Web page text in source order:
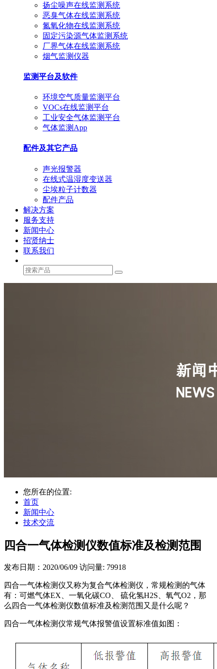
扬尘噪声在线监测系统
恶臭气体在线监测系统
氮氧化物在线监测系统
固定污染源气体监测系统
厂界气体在线监测系统
烟气监测仪器
监测平台及软件
环境空气质量监测平台
VOCs在线监测平台
工业安全气体监测平台
气体监测App
配件及其它产品
声光报警器
在线式温湿度变送器
尘埃粒子计数器
配件产品
解决方案
服务支持
新闻中心
招贤纳士
联系我们
您所在的位置:
首页
新闻中心
技术交流
四合一气体检测仪数值标准及检测范围
发布日期：2020/06/09 访问量: 79918
四合一气体检测仪又称为复合气体检测仪，常规检测的气体
有：可燃气体EX、一氧化碳CO、 硫化氢H2S、氧气O2，那
么四合一气体检测仪数值标准及检测范围又是什么呢？
四合一气体检测仪常规气体报警值设置标准值如图：